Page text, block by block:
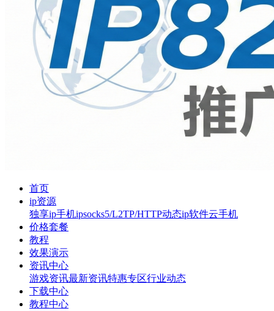
首页
ip资源
独享ip手机ipsocks5/L2TP/HTTP动态ip软件云手机
价格套餐
教程
效果演示
资讯中心
游戏资讯最新资讯特惠专区行业动态
下载中心
教程中心